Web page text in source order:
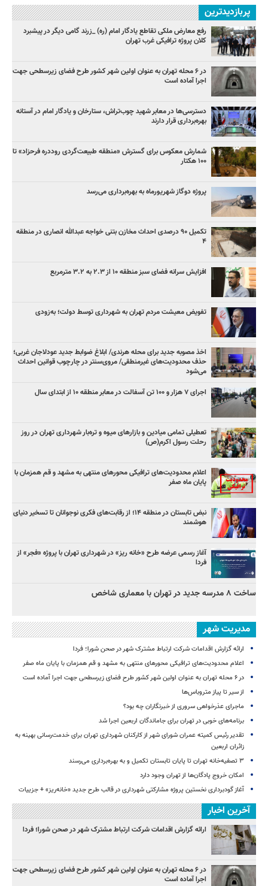
پربازدیدترین
رفع معارض ملکی تقاطع یادگار امام (ره) _زرند گامی دیگر در پیشبرد
کلان پروژه‌ ترافیکی غرب تهران
در ۶ محله تهران به عنوان اولین شهر کشور طرح فضای زیرسطحی جهت
اجرا آماده است
دسترسی‌ها در معابر شهید چوب‌تراش، ستارخان و یادگار امام در آستانه
بهره‌برداری قرار دارند
شمارش معکوس برای گسترش «منطقه طبیعت‌گردی روددره فرحزاد» تا
۱۰۰ هکتار
پروژه دوگاز شهریورماه به بهره‌برداری می‌رسد
تکمیل ۹۰ درصدی احداث مخازن بتنی خواجه عبدالله انصاری در منطقه
۴
افزایش سرانه فضای سبز منطقه ۱۰ از ۲.۳ به ۳.۲ مترمربع
تفویض معیشت مردم تهران به شهرداری توسط دولت؛ به‌زودی
اخذ مصوبه جدید برای محله هرندی/ ابلاغ ضوابط جدید عودلاجان غربی؛
حذف محدودیت‌های غیرمنطقی/ مروی‌سنتر در چارچوب قوانین احداث
می‌شود
اجرای ۷ هزار و ۱۰۰ تن آسفالت در معابر منطقه ۱۰ از ابتدای سال
تعطیلی تمامی میادین و بازارهای میوه و تره‌بار شهرداری تهران در روز
رحلت رسول اکرم(ص)
اعلام محدودیت‌های ترافیکی محورهای منتهی به مشهد و قم همزمان با
پایان ماه صفر
نبض تابستان در منطقه ۱۴؛ از رقابت‌های فکری نوجوانان تا تسخیر دنیای
هوشمند
آغاز رسمی عرضه طرح «خانه ریز» در شهرداری تهران با پروژه «فجر» از
فردا
ساخت ۸ مدرسه جدید در تهران با معماری شاخص
مدیریت شهر
ارائه گزارش اقدامات شرکت ارتباط مشترک شهر در صحن شورا؛ فردا
اعلام محدودیت‌های ترافیکی محورهای منتهی به مشهد و قم همزمان با پایان ماه صفر
در ۶ محله تهران به عنوان اولین شهر کشور طرح فضای زیرسطحی جهت اجرا آماده است
از سیر تا پیاز متروباس‌ها
ماجرای عذرخواهی سروری از خبرنگاران چه بود؟
برنامه‌های خوبی در تهران برای جاماندگان اربعین اجرا شد
تقدیر رئیس کمیته عمران شورای شهر از کارکنان شهرداری تهران برای خدمت‌رسانی بهینه به
زائران اربعین
۳ ﺗﺼﻔﻴﻪ‌ﺧﺎﻧﻪ‌ تهران تا پایان تابستان تکمیل و به بهره‌برداری می‌رسند
امکان خروج پادگان‌ها از تهران وجود دارد
آغاز گودبرداری نخستین پروژه مشارکتی شهرداری در قالب طرح جدید «خانه‌ریز» + جزییات
آخرین اخبار
ارائه گزارش اقدامات شرکت ارتباط مشترک شهر در صحن شورا؛ فردا
در ۶ محله تهران به عنوان اولین شهر کشور طرح فضای زیرسطحی جهت
اجرا آماده است